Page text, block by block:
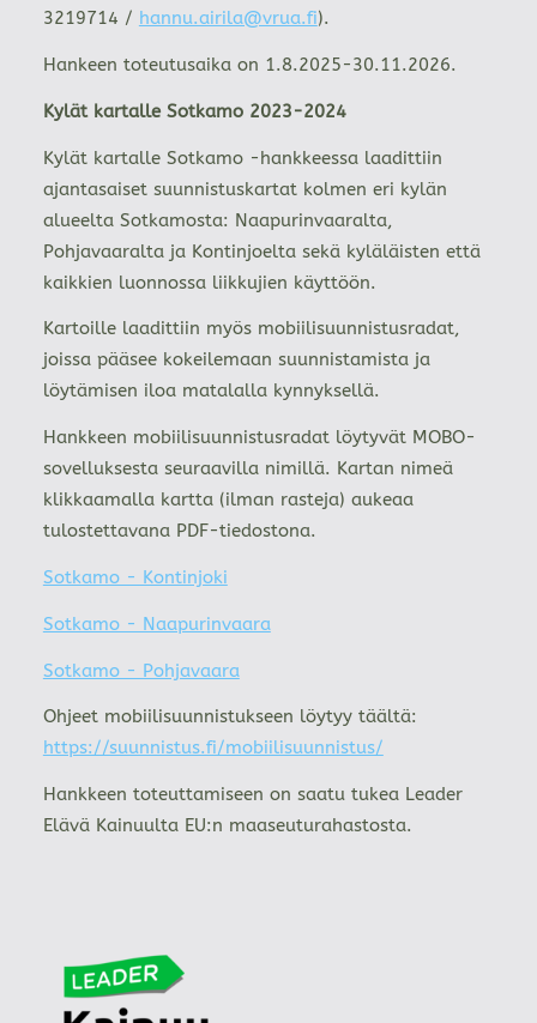
3219714 / hannu.airila@vrua.fi).
Hankeen toteutusaika on 1.8.2025-30.11.2026.
Kylät kartalle Sotkamo 2023-2024
Kylät kartalle Sotkamo -hankkeessa laadittiin
ajantasaiset suunnistuskartat kolmen eri kylän
alueelta Sotkamosta: Naapurinvaaralta,
Pohjavaaralta ja Kontinjoelta sekä kyläläisten että
kaikkien luonnossa liikkujien käyttöön.
Kartoille laadittiin myös mobiilisuunnistusradat,
joissa pääsee kokeilemaan suunnistamista ja
löytämisen iloa matalalla kynnyksellä.
Hankkeen mobiilisuunnistusradat löytyvät MOBO-
sovelluksesta seuraavilla nimillä. Kartan nimeä
klikkaamalla kartta (ilman rasteja) aukeaa
tulostettavana PDF-tiedostona.
Sotkamo - Kontinjoki
Sotkamo - Naapurinvaara
Sotkamo - Pohjavaara
Ohjeet mobiilisuunnistukseen löytyy täältä:
https://suunnistus.fi/mobiilisuunnistus/
Hankkeen toteuttamiseen on saatu tukea Leader
Elävä Kainuulta EU:n maaseuturahastosta.